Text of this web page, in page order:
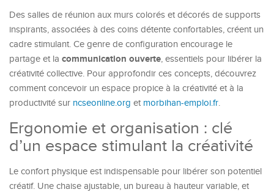
Des salles de réunion aux murs colorés et décorés de supports
inspirants, associées à des coins détente confortables, créent un
cadre stimulant. Ce genre de configuration encourage le
partage et la communication ouverte, essentiels pour libérer la
créativité collective. Pour approfondir ces concepts, découvrez
comment concevoir un espace propice à la créativité et à la
productivité sur ncseonline.org et morbihan-emploi.fr.
Ergonomie et organisation : clé
d’un espace stimulant la créativité
Le confort physique est indispensable pour libérer son potentiel
créatif. Une chaise ajustable, un bureau à hauteur variable, et